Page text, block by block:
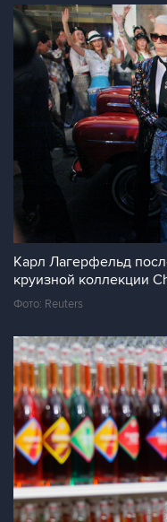
Карл Лагерфельд
круизной коллекции
Фото: Reuters